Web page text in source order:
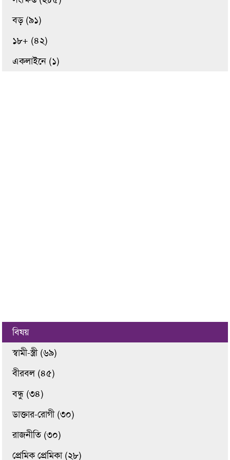
বড় (৯১)
১৮+ (৪২)
একলাইনে (১)
বিষয়
স্বামী-স্ত্রী (৬৯)
বীরবল (৪৫)
বন্ধু (৩৪)
ডাক্তার-রোগী (৩০)
রাজনীতি (৩০)
প্রেমিক প্রেমিকা (২৮)